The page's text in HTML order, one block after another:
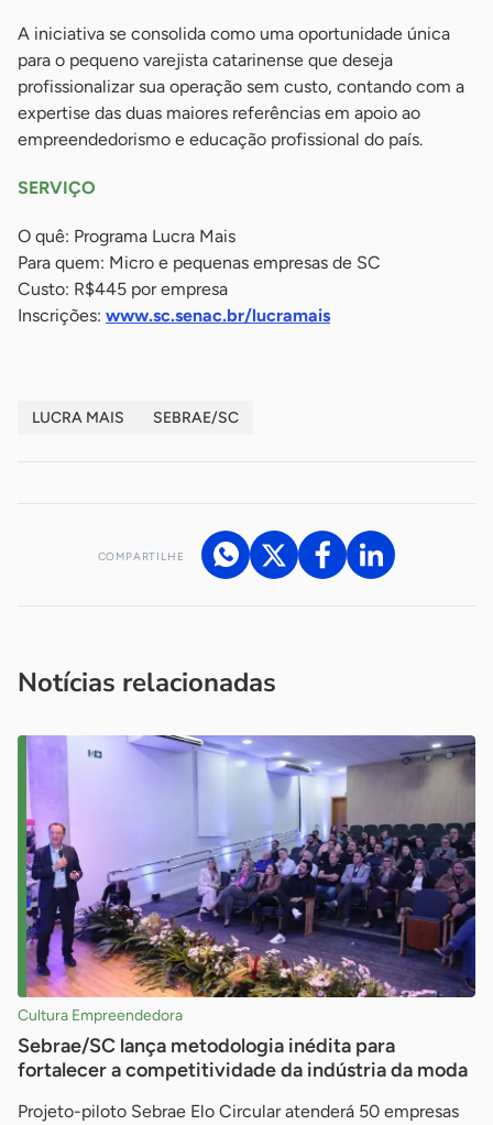
A iniciativa se consolida como uma oportunidade única
para o pequeno varejista catarinense que deseja
profissionalizar sua operação sem custo, contando com a
expertise das duas maiores referências em apoio ao
empreendedorismo e educação profissional do país.
SERVIÇO
O quê: Programa Lucra Mais
Para quem: Micro e pequenas empresas de SC
Custo: R$445 por empresa
Inscrições: www.sc.senac.br/lucramais
LUCRA MAIS SEBRAE/SC
COMPARTILHE
Notícias relacionadas
Cultura Empreendedora
Sebrae/SC lança metodologia inédita para
fortalecer a competitividade da indústria da moda
Projeto-piloto Sebrae Elo Circular atenderá 50 empresas